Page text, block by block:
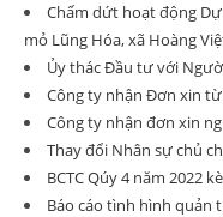
Chấm dứt hoạt động
mỏ Lũng Hóa, xã Hoàng
Ủy thác Đầu tư với
Công ty nhận Đơn xin
Công ty nhận đơn xin
Thay đổi Nhân sự chủ
BCTC Qúy 4 năm 2022
Báo cáo tình hình quản